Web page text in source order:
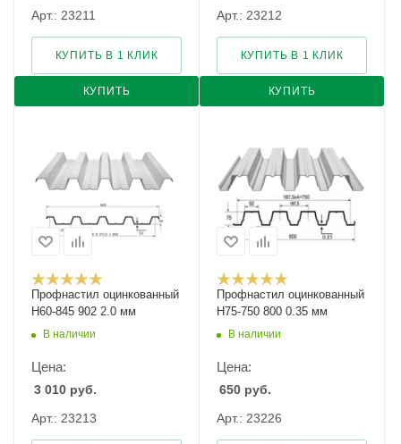
Арт.: 23211
КУПИТЬ
КУПИТЬ В 1 КЛИК
Арт.: 23212
КУПИТЬ
КУПИТЬ В 1 КЛИК
Профнастил оцинкованный
Н60-845 902 2.0 мм
В наличии
Цена:
3 010 руб.
Арт.: 23213
Профнастил оцинкованный
Н75-750 800 0.35 мм
В наличии
Цена:
650 руб.
Арт.: 23226